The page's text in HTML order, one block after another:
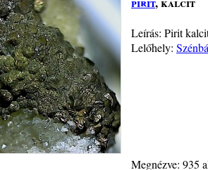
Leírás: Pirit
Lelőhely:
Megnézve: 935